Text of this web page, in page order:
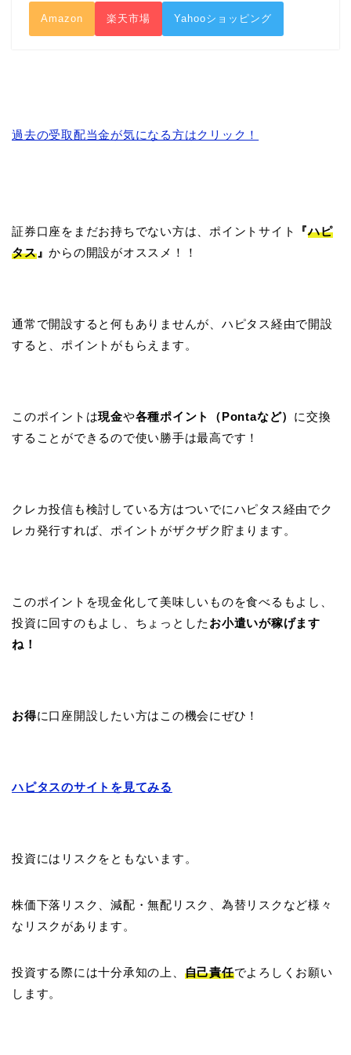
Amazon 楽天市場 Yahooショッピング
過去の受取配当金が気になる方はクリック！
証券口座をまだお持ちでない方は、ポイントサイト 『ハピ
タス』からの開設がオススメ！！
通常で開設すると何もありませんが、ハピタス経由で開設
すると、ポイントがもらえます。
このポイントは現金や各種ポイント（Pontaなど） に交換
することができるので使い勝手は最高です！
クレカ投信も検討している方はついでにハピタス経由でク
レカ発行すれば、ポイントがザクザク貯まります。
このポイントを現金化して美味しいものを食べるもよし、
投資に回すのもよし、ちょっとした お小遣いが稼げます
ね！
お得に口座開設したい方はこの機会にぜひ！
ハピタスのサイトを見てみる
投資にはリスクをともないます。
株価下落リスク、減配・無配リスク、為替リスクなど様々
なリスクがあります。
投資する際には十分承知の上、 自己責任でよろしくお願い
します。